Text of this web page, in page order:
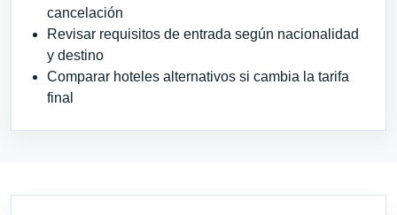
cancelación
Revisar requisitos de entrada según nacionalidad
y destino
Comparar hoteles alternativos si cambia la tarifa
final